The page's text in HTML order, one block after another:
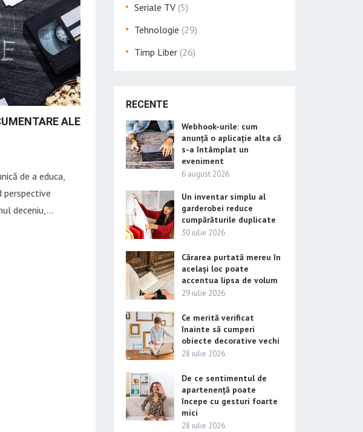
ALE
de a educa,
perspective
deceniu,…
Seriale TV (5)
Tehnologie (29)
Timp Liber (26)
RECENTE
Webhook-urile: cum
anunță o aplicație alta că
s-a întâmplat un
eveniment
6 august 2026
Un inventar simplu al
garderobei reduce
cumpărăturile duplicate
30 iulie 2026
Cărarea purtată mereu în
același loc poate
accentua lipsa de volum
29 iulie 2026
Ce merită verificat
înainte să cumperi
obiecte decorative vechi
28 iulie 2026
De ce sentimentul de
apartenență poate
începe cu gesturi foarte
mici
28 iulie 2026